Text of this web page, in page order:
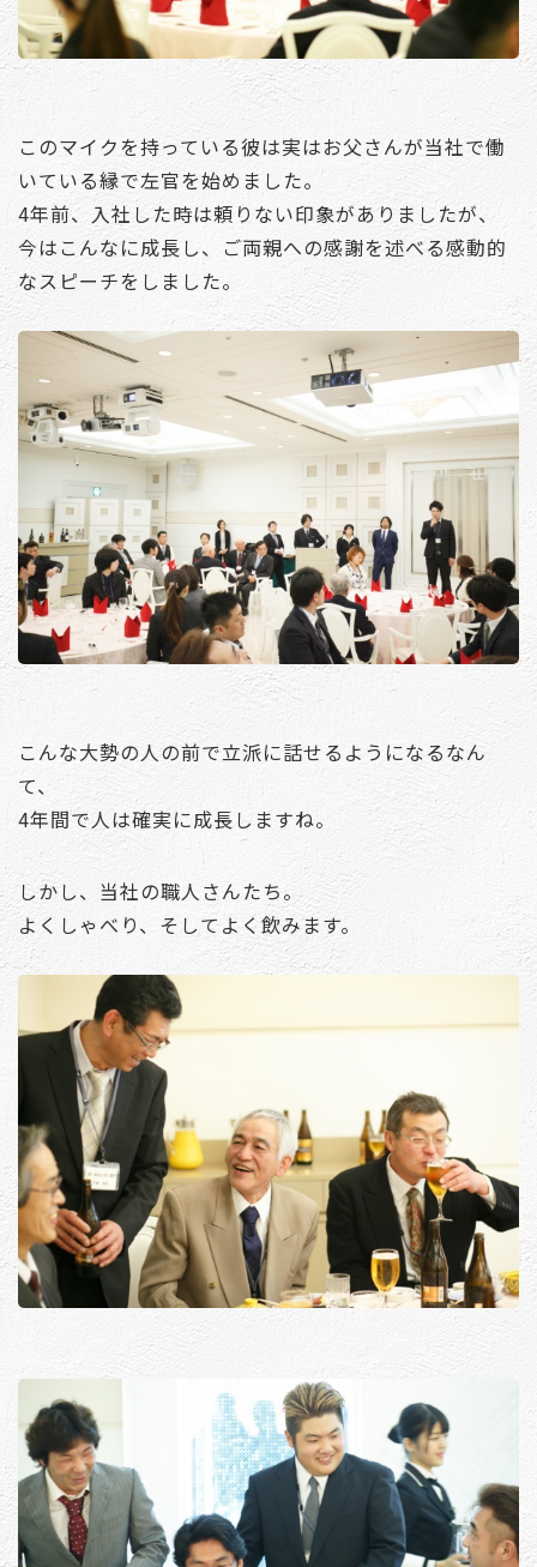
このマイクを持っている彼は実はお父さんが当社で働
いている縁で左官を始めました。
4年前、入社した時は頼りない印象がありましたが、
今はこんなに成長し、ご両親への感謝を述べる感動的
なスピーチをしました。
こんな大勢の人の前で立派に話せるようになるなん
て、
4年間で人は確実に成長しますね。
しかし、当社の職人さんたち。
よくしゃべり、そしてよく飲みます。